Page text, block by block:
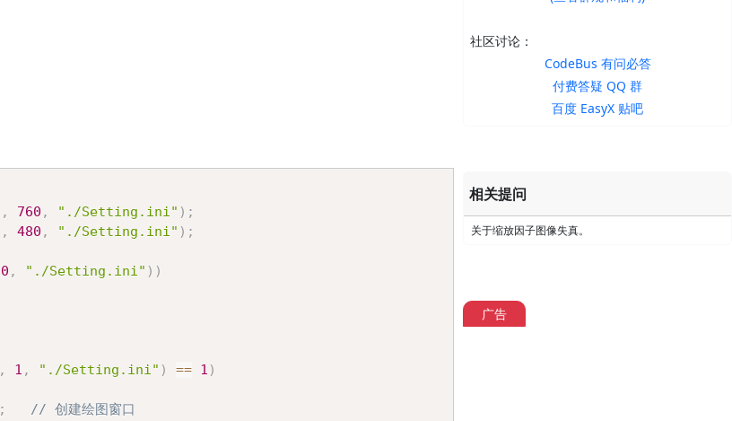
, 760 , "./Setting.ini" ) ;
, 480 , "./Setting.ini" ) ;
0 , "./Setting.ini" ) )
, 1 , "./Setting.ini" ) == 1 )
;
// 创建绘图窗口
社区讨论：
CodeBus 有问必答
付费答疑 QQ 群
百度 EasyX 贴吧
相关提问
关于缩放因子图像失真。
广告